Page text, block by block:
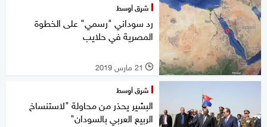
شرق أوسط
رد سوداني "رسمي" على الخطوة
المصرية في حلايب
l 21 مارس 2019
شرق أوسط
البشير يحذر من محاولة "لاستنساخ
الربيع العربي بالسودان"